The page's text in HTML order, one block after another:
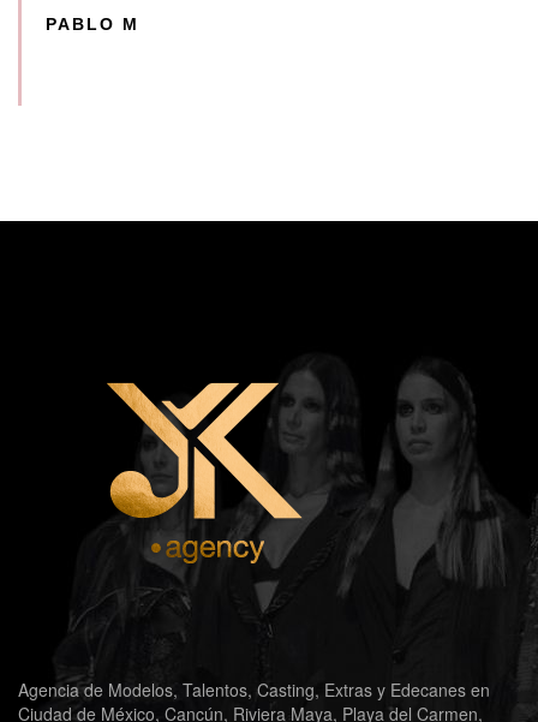
PABLO M
Agencia de Modelos, Talentos, Casting, Extras y Edecanes en
Ciudad de México, Cancún, Riviera Maya, Playa del Carmen,